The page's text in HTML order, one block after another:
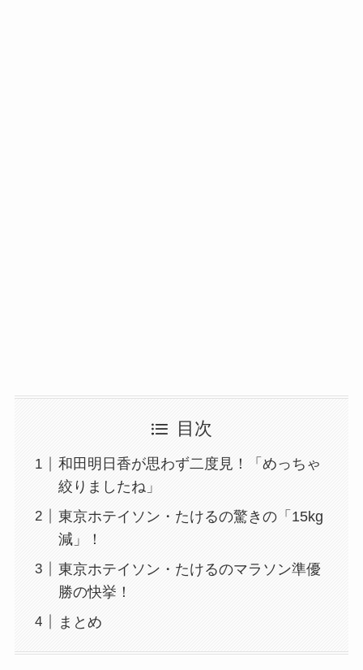
目次
和田明日香が思わず二度見！「めっちゃ
絞りましたね」
東京ホテイソン・たけるの驚きの「15kg
減」！
東京ホテイソン・たけるのマラソン準優
勝の快挙！
まとめ